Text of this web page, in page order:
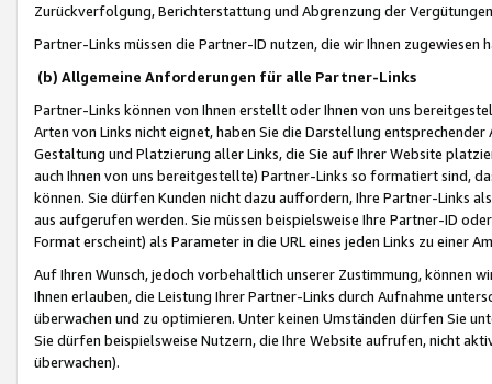
Zurückverfolgung, Berichterstattung und Abgrenzung der
Partner-Links müssen die Partner-ID nutzen, die wir Ihnen zugewiesen
(b) Allgemeine Anforderungen für alle Partner-Links
Partner-Links können von Ihnen erstellt oder Ihnen von uns
Arten von Links nicht eignet, haben Sie die Darstellung
Gestaltung und Platzierung aller Links, die Sie auf Ihrer Website
auch Ihnen von uns bereitgestellte) Partner-Links so formatiert sind,
können. Sie dürfen Kunden nicht dazu auffordern, Ihre Partner-Links
aus aufgerufen werden. Sie müssen beispielsweise Ihre Partner-ID
Format erscheint) als Parameter in die URL eines jeden Links zu einer
Auf Ihren Wunsch, jedoch vorbehaltlich unserer Zustimmung, können
Ihnen erlauben, die Leistung Ihrer Partner-Links durch Aufnahme
überwachen und zu optimieren. Unter keinen Umständen dürfen Sie
Sie dürfen beispielsweise Nutzern, die Ihre Website aufrufen, nicht
überwachen).